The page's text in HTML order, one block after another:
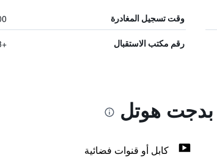
وقت تسجيل المغادرة
رقم مكتب الاستقبال +63 915 266 7710
بدجت هوتل
كابل أو قنوات فضائية